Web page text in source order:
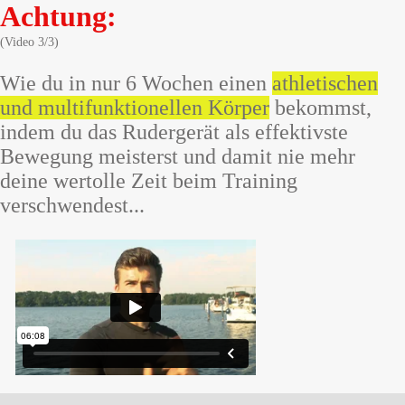
Achtung:
(Video 3/3)
Wie du in nur 6 Wochen einen athletischen
und multifunktionellen Körper bekommst,
indem du das Rudergerät als effektivste
Bewegung meisterst und damit nie mehr
deine wertolle Zeit beim Training
verschwendest...